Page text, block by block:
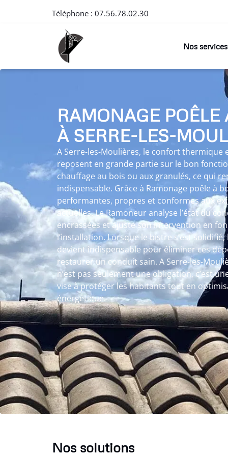
Téléphone : 07.56.78.02.30
Nos services
RAMONAGE
À SERRE-LES-
A Serre-les-Moulières, le confort thermique
reposent en grande partie sur le bon
chauffage au bois ou aux granulés, ce qui
indispensable. Grâce à Ramonage poêle à
performantes, propres et conformes aux
actuelles. Le Ramoneur analyse l’état du
encrassées et ajuste son intervention en
l’installation. Lorsque le bistre s’est
devient indispensable pour éliminer ces
restaurer un conduit sain. A Serre-les-
n’est pas seulement une obligation, c’est
vise à protéger les habitants tout en
énergétique.
Nos solutions